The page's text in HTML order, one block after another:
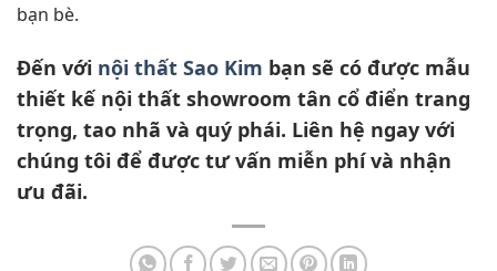
bạn bè.
Đến với nội thất Sao Kim bạn sẽ có được mẫu
thiết kế nội thất showroom tân cổ điển trang
trọng, tao nhã và quý phái. Liên hệ ngay với
chúng tôi để được tư vấn miễn phí và nhận
ưu đãi.